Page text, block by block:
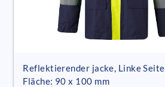
Reflektierender jacke, Linke Seite
Fläche: 90 x 100 mm